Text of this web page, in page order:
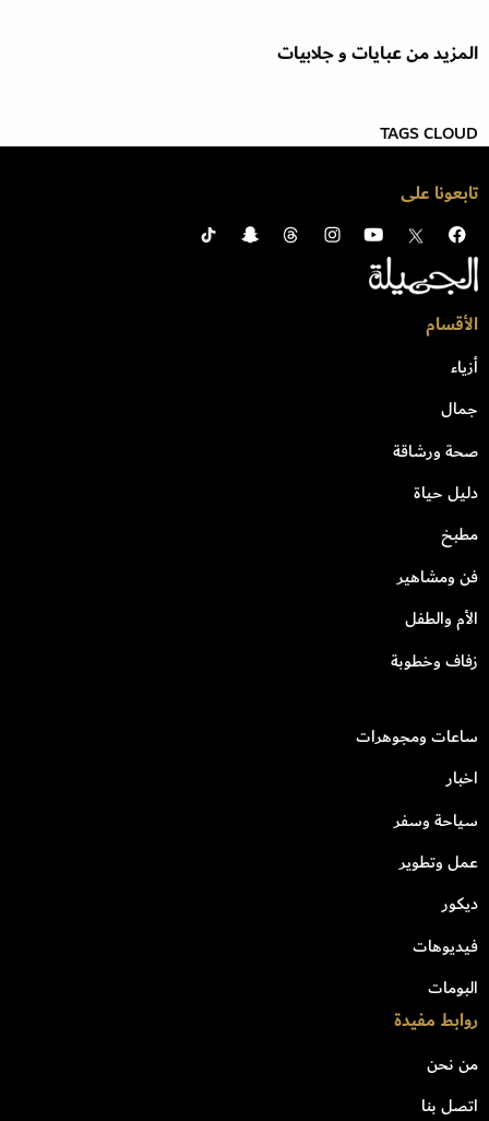
المزيد من عبايات و جلابيات
TAGS CLOUD
تابعونا على
الأقسام
أزياء
جمال
صحة ورشاقة
دليل حياة
مطبخ
فن ومشاهير
الأم والطفل
زفاف وخطوبة
ساعات ومجوهرات
اخبار
سياحة وسفر
عمل وتطوير
ديكور
فيديوهات
البومات
روابط مفيدة
من نحن
اتصل بنا